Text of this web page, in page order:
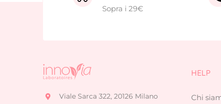
Sopra i 29€
Viale Sarca 322, 20126 Milano
HELP
Chi